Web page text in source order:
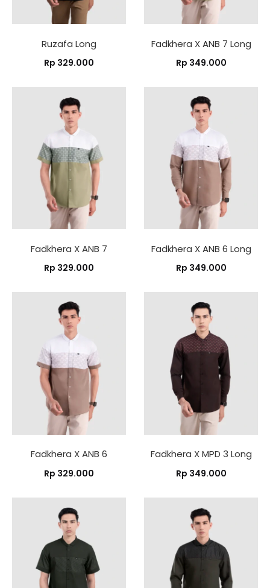
Ruzafa Long
Rp 329.000
Fadkhera X ANB 7 Long
Rp 349.000
Fadkhera X ANB 7
Rp 329.000
Fadkhera X ANB 6 Long
Rp 349.000
Fadkhera X ANB 6
Rp 329.000
Fadkhera X MPD 3 Long
Rp 349.000